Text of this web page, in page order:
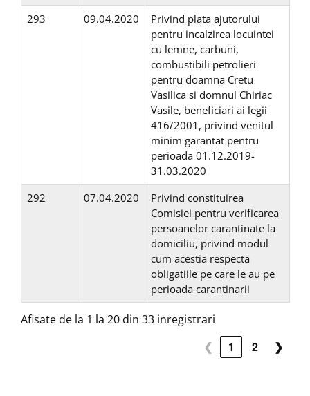
293
09.04.2020
Privind plata ajutorului
pentru incalzirea locuintei
cu lemne, carbuni,
combustibili petrolieri
pentru doamna Cretu
Vasilica si domnul Chiriac
Vasile, beneficiari ai legii
416/2001, privind venitul
minim garantat pentru
perioada 01.12.2019-
31.03.2020
292
07.04.2020
Privind constituirea
Comisiei pentru verificarea
persoanelor carantinate la
domiciliu, privind modul
cum acestia respecta
obligatiile pe care le au pe
perioada carantinarii
Afisate de la 1 la 20 din 33 inregistrari
❮ 1 2 ❯